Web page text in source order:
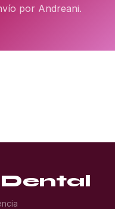
por Andreani.